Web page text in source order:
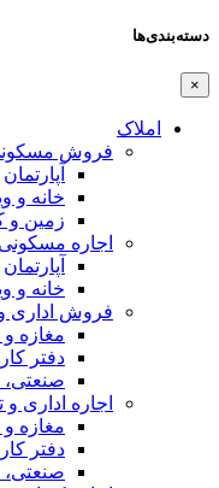
دسته‌بندی‌ها
×
املاک
فروش
آپارتمان
خانه و
زمین و
اجاره مسکونی
آپارتمان
خانه و
فروش اداری
مغازه و
دفتر
صنعتی،‌
اجاره اداری و
مغازه و
دفتر
صنعتی،‌